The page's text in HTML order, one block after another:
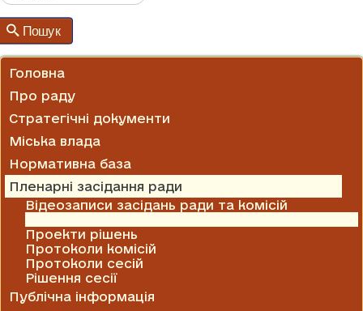
ОГОЛОШЕННЯ
ГРАФІКИ ПРИЙОМУ
Пошук
Головна
Про раду
Стратегічні документи
Міська влада
Нормативна база
Пленарні засідання ради
Відеозаписи засідань ради та комісій
Проекти рішень
Протоколи комісій
Протоколи сесій
Рішення сесії
Публічна інформація